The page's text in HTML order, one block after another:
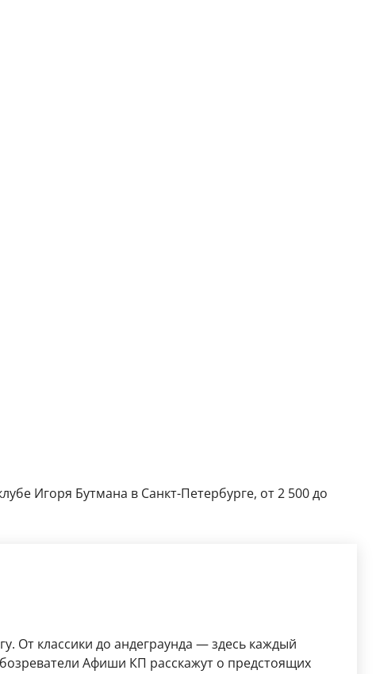
Игоря Бутмана в Санкт-Петербурге, от 2 500 до
От классики до андеграунда — здесь каждый
Афиши КП расскажут о предстоящих